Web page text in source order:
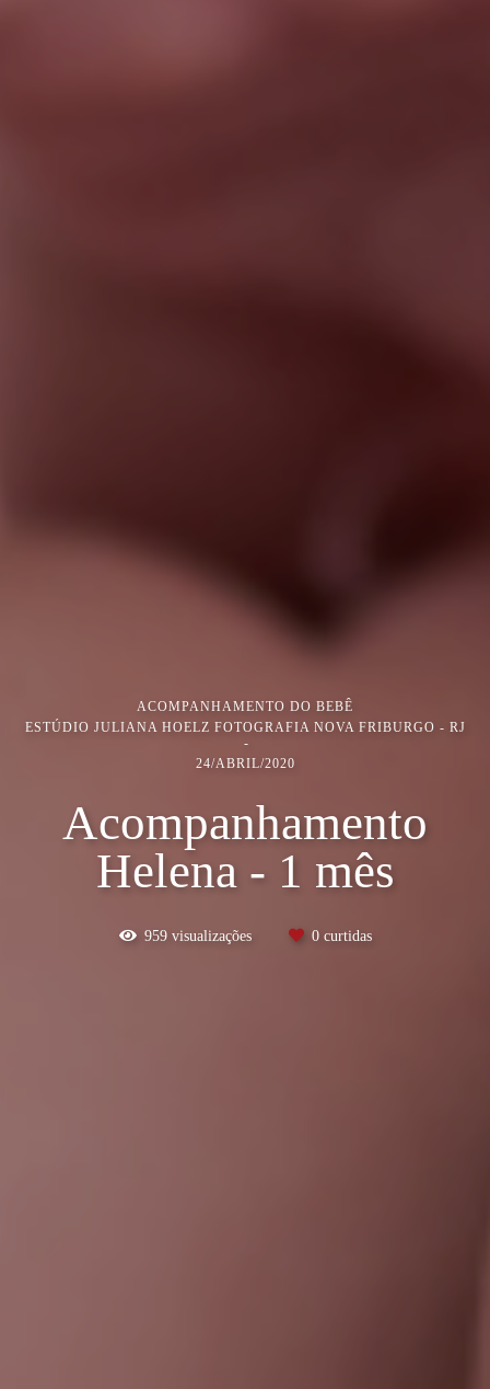
ACOMPANHAMENTO DO BEBÊ
ESTÚDIO JULIANA HOELZ FOTOGRAFIA NOVA FRIBURGO - RJ
24/ABRIL/2020
Acompanhamento
Helena - 1 mês
959visualizações 0curtidas